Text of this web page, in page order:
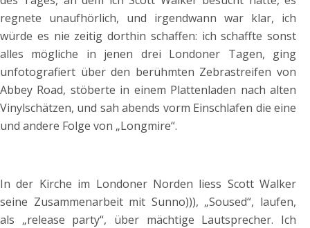
regnete unaufhörlich, und irgendwann war klar, ich
würde es nie zeitig dorthin schaffen: ich schaffte sonst
alles mögliche in jenen drei Londoner Tagen, ging
unfotografiert über den berühmten Zebrastreifen von
Abbey Road, stöberte in einem Plattenladen nach alten
Vinylschätzen, und sah abends vorm Einschlafen die eine
und andere Folge von „Longmire“.
In der Kirche im Londoner Norden liess Scott Walker
seine Zusammenarbeit mit Sunno))), „Soused“, laufen,
als „release party“, über mächtige Lautsprecher. Ich